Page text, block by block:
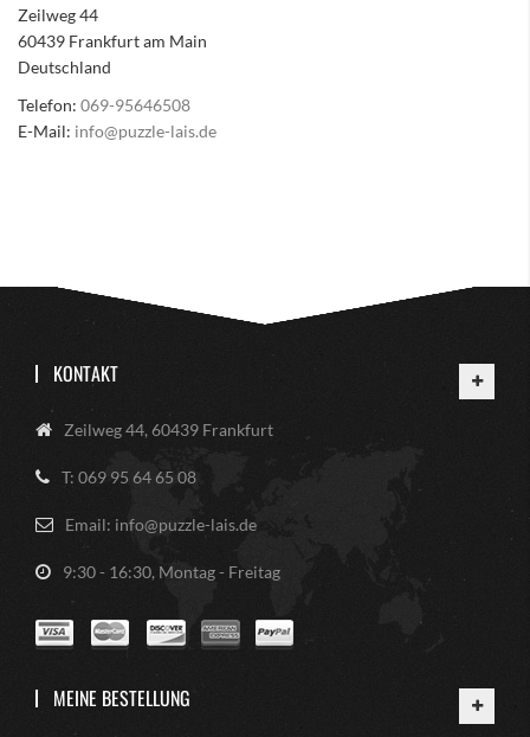
Zeilweg 44
60439 Frankfurt am Main
Deutschland
Telefon: 069-95646508
E-Mail: info@puzzle-lais.de
KONTAKT
Zeilweg 44, 60439 Frankfurt
T: 069 95 64 65 08
Email: info@puzzle-lais.de
9:30 - 16:30, Montag - Freitag
MEINE BESTELLUNG